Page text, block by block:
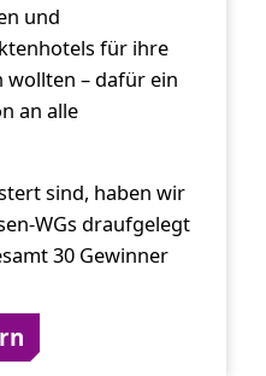
und
für ihre
– dafür ein
an alle
sind, haben wir
WGs draufgelegt
30 Gewinner